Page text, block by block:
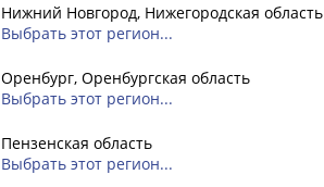
Нижний Новгород, Нижегородская область
Выбрать этот регион...
Оренбург, Оренбургская область
Выбрать этот регион...
Пензенская область
Выбрать этот регион...